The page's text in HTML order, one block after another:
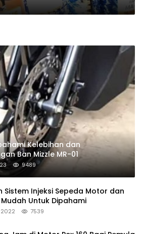
Kelebihan dan
Ban Mizzle MR-01
9489
Sistem Injeksi Sepeda Motor dan
Untuk Dipahami
2022 7539